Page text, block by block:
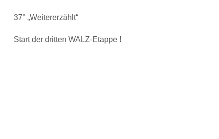
37° „Weitererzählt“
Start der dritten WALZ-Etappe !